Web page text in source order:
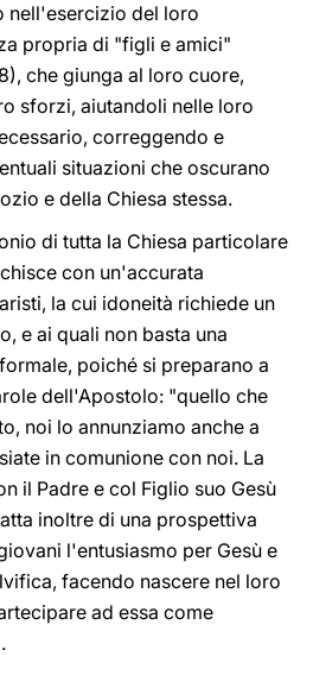
nell'esercizio del loro
propria di "figli e amici"
che giunga al loro cuore,
sforzi, aiutandoli nelle loro
correggendo e
situazioni che oscurano
e della Chiesa stessa.
di tutta la Chiesa particolare
con un'accurata
la cui idoneità richiede un
e ai quali non basta una
poiché si preparano a
dell'Apostolo: "quello che
noi lo annunziamo anche a
in comunione con noi. La
il Padre e col Figlio suo Gesù
inoltre di una prospettiva
l'entusiasmo per Gesù e
facendo nascere nel loro
ad essa come